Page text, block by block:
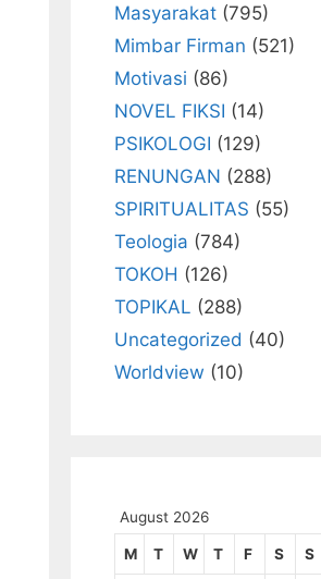
Masyarakat (795)
Mimbar Firman (521)
Motivasi (86)
NOVEL FIKSI (14)
PSIKOLOGI (129)
RENUNGAN (288)
SPIRITUALITAS (55)
Teologia (784)
TOKOH (126)
TOPIKAL (288)
Uncategorized (40)
Worldview (10)
August 2026
M T W T F S S